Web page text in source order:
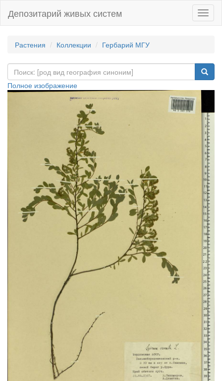
Депозитарий живых систем
Растения Коллекции Гербарий МГУ
Полное изображение